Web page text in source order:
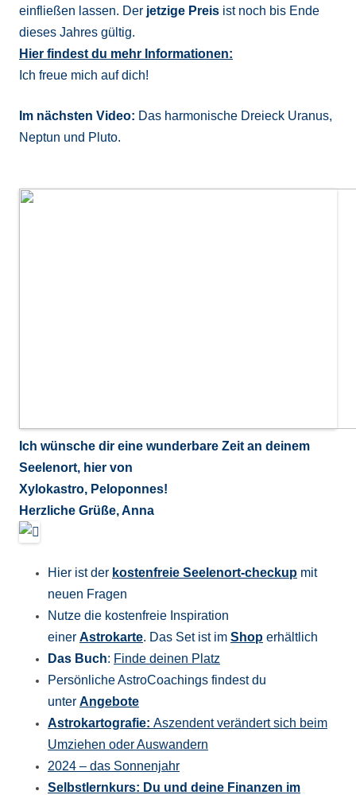
einfließen lassen. Der jetzige Preis ist noch bis Ende
dieses Jahres gültig.
Hier findest du mehr Informationen:
Ich freue mich auf dich!
Im nächsten Video: Das harmonische Dreieck Uranus,
Neptun und Pluto.
Ich wünsche dir eine wunderbare Zeit an deinem
Seelenort, hier von
Xylokastro, Peloponnes!
Herzliche Grüße, Anna
Hier ist der kostenfreie Seelenort-checkup mit
neuen Fragen
Nutze die kostenfreie Inspiration
einer Astrokarte. Das Set ist im Shop erhältlich
Das Buch: Finde deinen Platz
Persönliche AstroCoachings findest du
unter Angebote
Astrokartografie: Aszendent verändert sich beim
Umziehen oder Auswandern
2024 – das Sonnenjahr
Selbstlernkurs: Du und deine Finanzen im